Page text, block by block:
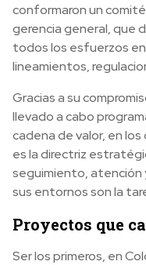
conformaron un
gerencia general, que
todos los esfuerzos
lineamientos,
Gracias a su
llevado a cabo
cadena de valor, en
es la directriz
seguimiento, atención
sus entornos son la
Proyectos que
Ser los primeros, en